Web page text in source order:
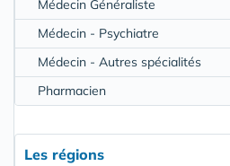
Médecin Généraliste
Médecin - Psychiatre
Médecin - Autres spécialités
Pharmacien
Les régions